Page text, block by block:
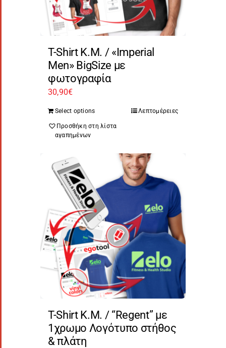
T-Shirt Κ.Μ. / «Imperial
Men» BigSize με
φωτογραφία
30,90€
Select options Λεπτομέρειες
Προσθήκη στη λίστα
αγαπημένων
T-Shirt Κ.Μ. / “Regent” με
1χρωμο Λογότυπο στήθος
& πλάτη